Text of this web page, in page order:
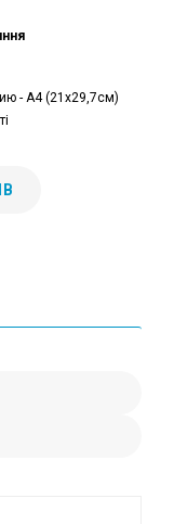
- А4 (21x29,7см)